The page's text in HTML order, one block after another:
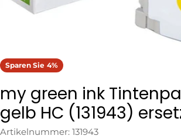
Sparen Sie 4%
my green ink
gelb HC (131943)
Artikelnummer: 131943